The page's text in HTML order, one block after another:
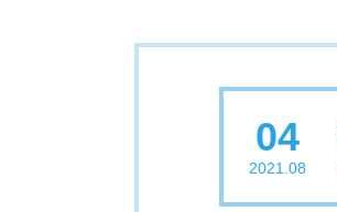
04
2021.08